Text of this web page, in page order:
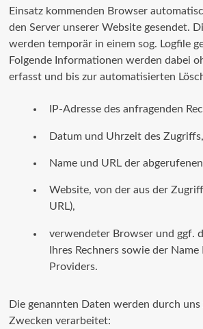
Einsatz kommenden Browser
den Server unserer Website gesendet.
werden temporär in einem sog. Logfile
Folgende Informationen werden dabei
erfasst und bis zur automatisierten
IP-Adresse des anfragenden
Datum und Uhrzeit des Zugriffs,
Name und URL der
Website, von der aus der
URL),
verwendeter Browser und ggf.
Ihres Rechners sowie der Name
Providers.
Die genannten Daten werden durch uns
Zwecken verarbeitet: